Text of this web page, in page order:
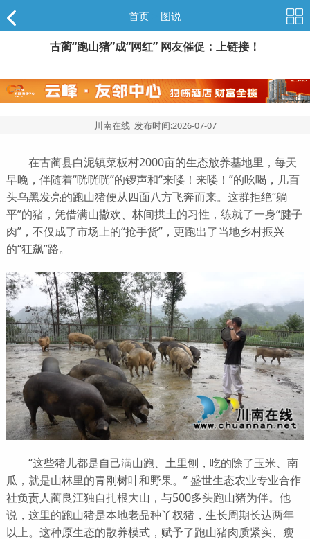
首页 图说
古蔺“跑山猪”成“网红” 网友催促：上链接！
川南在线 发布时间:2026-07-07
在古蔺县白泥镇菜板村2000亩的生态放养基地里，每天
早晚，伴随着“咣咣咣”的锣声和“来喽！来喽！”的吆喝，几百
头乌黑发亮的跑山猪便从四面八方飞奔而来。这群拒绝“躺
平”的猪，凭借满山撒欢、林间拱土的习性，练就了一身“腱子
肉”，不仅成了市场上的“抢手货”，更跑出了当地乡村振兴
的“狂飙”路。
“这些猪儿都是自己满山跑、土里刨，吃的除了玉米、南
瓜，就是山林里的青刚树叶和野果。” 盛世生态农业专业合作
社负责人蔺良江独自扎根大山，与500多头跑山猪为伴。他
说，这里的跑山猪是本地老品种丫杈猪，生长周期长达两年
以上。这种原生态的散养模式，赋予了跑山猪肉质紧实、瘦